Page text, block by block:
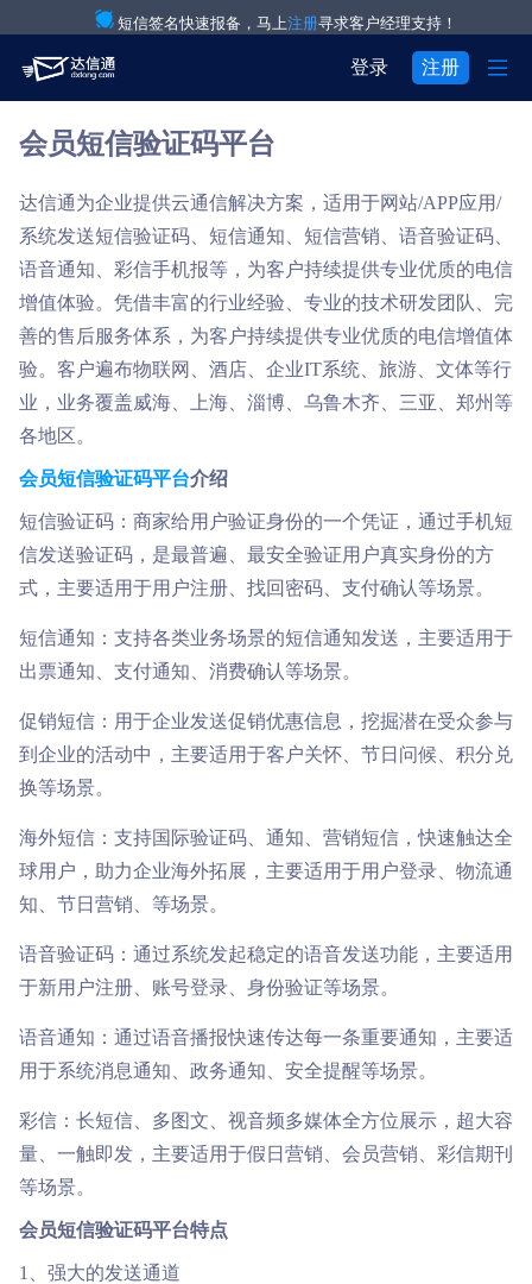
短信签名快速报备，马上注册寻求客户经理支持！
登录 注册 
产品与服务 
验证码通知短信
营销短信
彩信群发
语音通知
国际短信
短信签名认证
解决方案 
 IT互联网行业
 电商行业
 物流行业

 教育行业
 商超行业
 关于达信通
行业资讯
注册
用户中心 
会员短信验证码平台
达信通为企业提供云通信解决方案，适用于网站/APP应用/
系统发送短信验证码、短信通知、短信营销、语音验证码、
语音通知、彩信手机报等，为客户持续提供专业优质的电信
增值体验。凭借丰富的行业经验、专业的技术研发团队、完
善的售后服务体系，为客户持续提供专业优质的电信增值体
验。客户遍布物联网、酒店、企业IT系统、旅游、文体等行
业，业务覆盖威海、上海、淄博、乌鲁木齐、三亚、郑州等
各地区。
会员短信验证码平台介绍
短信验证码：商家给用户验证身份的一个凭证，通过手机短
信发送验证码，是最普遍、最安全验证用户真实身份的方
式，主要适用于用户注册、找回密码、支付确认等场景。
短信通知：支持各类业务场景的短信通知发送，主要适用于
出票通知、支付通知、消费确认等场景。
促销短信：用于企业发送促销优惠信息，挖掘潜在受众参与
到企业的活动中，主要适用于客户关怀、节日问候、积分兑
换等场景。
海外短信：支持国际验证码、通知、营销短信，快速触达全
球用户，助力企业海外拓展，主要适用于用户登录、物流通
知、节日营销、等场景。
语音验证码：通过系统发起稳定的语音发送功能，主要适用
于新用户注册、账号登录、身份验证等场景。
语音通知：通过语音播报快速传达每一条重要通知，主要适
用于系统消息通知、政务通知、安全提醒等场景。
彩信：长短信、多图文、视音频多媒体全方位展示，超大容
量、一触即发，主要适用于假日营销、会员营销、彩信期刊
等场景。
会员短信验证码平台特点
1、强大的发送通道